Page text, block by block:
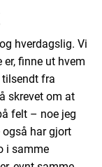
hverdagslig. Vi
finne ut hvem
fra
skrevet om at
felt – noe jeg
har gjort
i samme